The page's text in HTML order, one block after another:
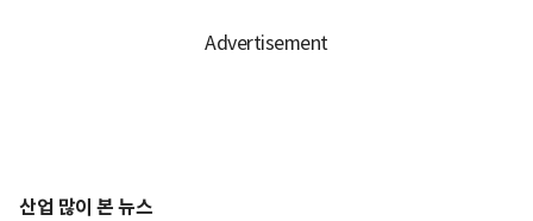
산업 많이 본 뉴스